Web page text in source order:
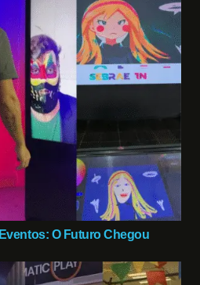
O Futuro Chegou